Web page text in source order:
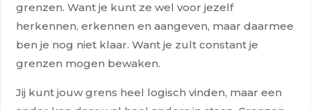
grenzen. Want je kunt ze wel voor jezelf
herkennen, erkennen en aangeven, maar daarmee
ben je nog niet klaar. Want je zult constant je
grenzen mogen bewaken.
Jij kunt jouw grens heel logisch vinden, maar een